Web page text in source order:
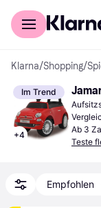
Für Shopper
Klarna/Shopping/
Im Trend
+4
Ab 3
Teste
Empfohlen